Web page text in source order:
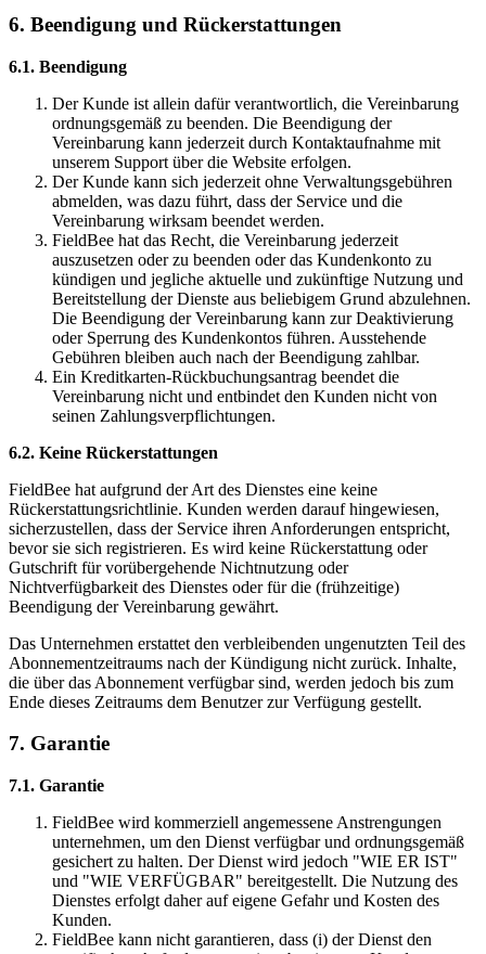
6. Beendigung und Rückerstattungen
6.1. Beendigung
Der Kunde ist allein dafür verantwortlich, die Vereinbarung
ordnungsgemäß zu beenden. Die Beendigung der
Vereinbarung kann jederzeit durch Kontaktaufnahme mit
unserem Support über die Website erfolgen.
Der Kunde kann sich jederzeit ohne Verwaltungsgebühren
abmelden, was dazu führt, dass der Service und die
Vereinbarung wirksam beendet werden.
FieldBee hat das Recht, die Vereinbarung jederzeit
auszusetzen oder zu beenden oder das Kundenkonto zu
kündigen und jegliche aktuelle und zukünftige Nutzung und
Bereitstellung der Dienste aus beliebigem Grund abzulehnen.
Die Beendigung der Vereinbarung kann zur Deaktivierung
oder Sperrung des Kundenkontos führen. Ausstehende
Gebühren bleiben auch nach der Beendigung zahlbar.
Ein Kreditkarten-Rückbuchungsantrag beendet die
Vereinbarung nicht und entbindet den Kunden nicht von
seinen Zahlungsverpflichtungen.
6.2. Keine Rückerstattungen
FieldBee hat aufgrund der Art des Dienstes eine keine
Rückerstattungsrichtlinie. Kunden werden darauf hingewiesen,
sicherzustellen, dass der Service ihren Anforderungen entspricht,
bevor sie sich registrieren. Es wird keine Rückerstattung oder
Gutschrift für vorübergehende Nichtnutzung oder
Nichtverfügbarkeit des Dienstes oder für die (frühzeitige)
Beendigung der Vereinbarung gewährt.
Das Unternehmen erstattet den verbleibenden ungenutzten Teil des
Abonnementzeitraums nach der Kündigung nicht zurück. Inhalte,
die über das Abonnement verfügbar sind, werden jedoch bis zum
Ende dieses Zeitraums dem Benutzer zur Verfügung gestellt.
7. Garantie
7.1. Garantie
FieldBee wird kommerziell angemessene Anstrengungen
unternehmen, um den Dienst verfügbar und ordnungsgemäß
gesichert zu halten. Der Dienst wird jedoch "WIE ER IST"
und "WIE VERFÜGBAR" bereitgestellt. Die Nutzung des
Dienstes erfolgt daher auf eigene Gefahr und Kosten des
Kunden.
FieldBee kann nicht garantieren, dass (i) der Dienst den